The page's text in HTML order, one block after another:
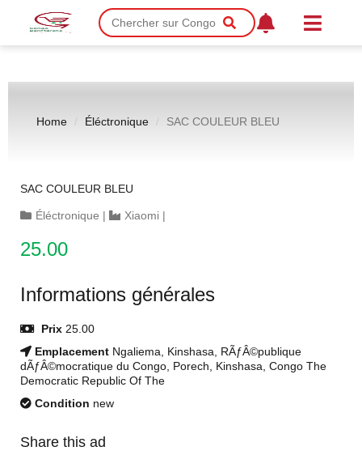
Home Éléctronique SAC COULEUR BLEU
SAC COULEUR BLEU
Éléctronique | Xiaomi |
25.00
Informations générales
Prix 25.00
Emplacement Ngaliema, Kinshasa, RÃƒÂ©publique
dÃƒÂ©mocratique du Congo, Porech, Kinshasa, Congo The
Democratic Republic Of The
Condition new
Share this ad